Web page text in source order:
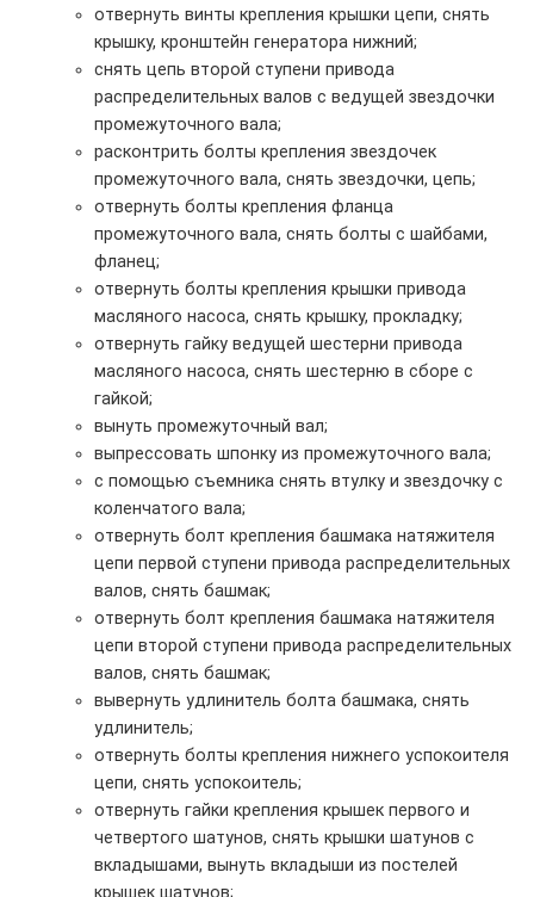
отвернуть винты крепления крышки цепи, снять
крышку, кронштейн генератора нижний;
снять цепь второй ступени привода
распределительных валов с ведущей звездочки
промежуточного вала;
расконтрить болты крепления звездочек
промежуточного вала, снять звездочки, цепь;
отвернуть болты крепления фланца
промежуточного вала, снять болты с шайбами,
фланец;
отвернуть болты крепления крышки привода
масляного насоса, снять крышку, прокладку;
отвернуть гайку ведущей шестерни привода
масляного насоса, снять шестерню в сборе с
гайкой;
вынуть промежуточный вал;
выпрессовать шпонку из промежуточного вала;
с помощью съемника снять втулку и звездочку с
коленчатого вала;
отвернуть болт крепления башмака натяжителя
цепи первой ступени привода распределительных
валов, снять башмак;
отвернуть болт крепления башмака натяжителя
цепи второй ступени привода распределительных
валов, снять башмак;
вывернуть удлинитель болта башмака, снять
удлинитель;
отвернуть болты крепления нижнего успокоителя
цепи, снять успокоитель;
отвернуть гайки крепления крышек первого и
четвертого шатунов, снять крышки шатунов с
вкладышами, вынуть вкладыши из постелей
крышек шатунов;